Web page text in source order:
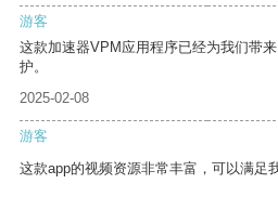
游客
这款加速器VPM应用程序已经为我们带
护。
2025-02-08
游客
这款app的视频资源非常丰富，可以满足